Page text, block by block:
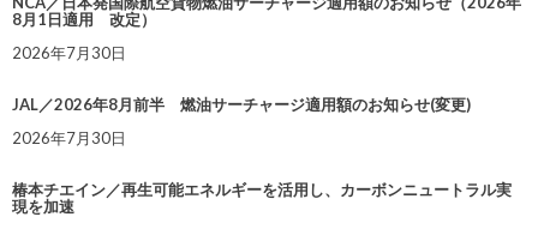
8月1日適用 改定）
2026年7月30日
JAL／2026年8月前半 燃油サーチャージ適用額のお知らせ(変更)
2026年7月30日
椿本チエイン／再生可能エネルギーを活用し、カーボンニュートラル実
現を加速